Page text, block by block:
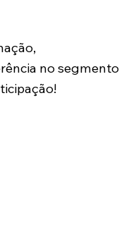
no segmento